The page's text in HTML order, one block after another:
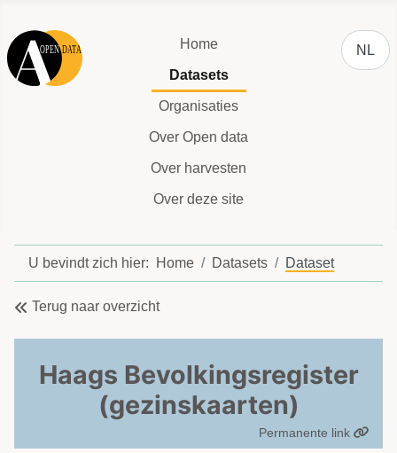
Home
Datasets
Organisaties
Over Open data
Over harvesten
Over deze site
NL
U bevindt zich hier: Home Datasets Dataset
Terug naar overzicht
Haags Bevolkingsregister
(gezinskaarten)
Permanente link